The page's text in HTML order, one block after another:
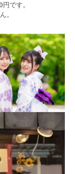
です。
。